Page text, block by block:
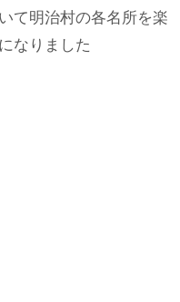
て明治村の各名所を楽
なりました